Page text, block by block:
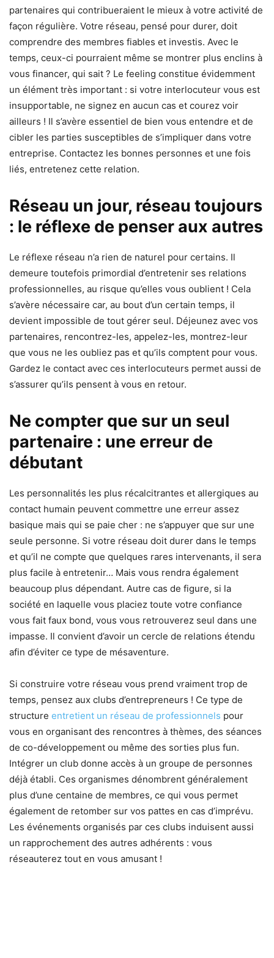
partenaires qui contribueraient le mieux à votre activité de
façon régulière. Votre réseau, pensé pour durer, doit
comprendre des membres fiables et investis. Avec le
temps, ceux-ci pourraient même se montrer plus enclins à
vous financer, qui sait ? Le feeling constitue évidemment
un élément très important : si votre interlocuteur vous est
insupportable, ne signez en aucun cas et courez voir
ailleurs ! Il s’avère essentiel de bien vous entendre et de
cibler les parties susceptibles de s’impliquer dans votre
entreprise. Contactez les bonnes personnes et une fois
liés, entretenez cette relation.
Réseau un jour, réseau toujours
: le réflexe de penser aux autres
Le réflexe réseau n’a rien de naturel pour certains. Il
demeure toutefois primordial d’entretenir ses relations
professionnelles, au risque qu’elles vous oublient ! Cela
s’avère nécessaire car, au bout d’un certain temps, il
devient impossible de tout gérer seul. Déjeunez avec vos
partenaires, rencontrez-les, appelez-les, montrez-leur
que vous ne les oubliez pas et qu’ils comptent pour vous.
Gardez le contact avec ces interlocuteurs permet aussi de
s’assurer qu’ils pensent à vous en retour.
Ne compter que sur un seul
partenaire : une erreur de
débutant
Les personnalités les plus récalcitrantes et allergiques au
contact humain peuvent commettre une erreur assez
basique mais qui se paie cher : ne s’appuyer que sur une
seule personne. Si votre réseau doit durer dans le temps
et qu’il ne compte que quelques rares intervenants, il sera
plus facile à entretenir… Mais vous rendra également
beaucoup plus dépendant. Autre cas de figure, si la
société en laquelle vous placiez toute votre confiance
vous fait faux bond, vous vous retrouverez seul dans une
impasse. Il convient d’avoir un cercle de relations étendu
afin d’éviter ce type de mésaventure.
Si construire votre réseau vous prend vraiment trop de
temps, pensez aux clubs d’entrepreneurs ! Ce type de
structure entretient un réseau de professionnels pour
vous en organisant des rencontres à thèmes, des séances
de co-développement ou même des sorties plus fun.
Intégrer un club donne accès à un groupe de personnes
déjà établi. Ces organismes dénombrent généralement
plus d’une centaine de membres, ce qui vous permet
également de retomber sur vos pattes en cas d’imprévu.
Les événements organisés par ces clubs induisent aussi
un rapprochement des autres adhérents : vous
réseauterez tout en vous amusant !